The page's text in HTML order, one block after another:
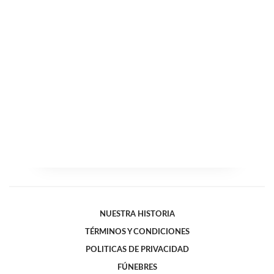
NUESTRA HISTORIA
TÉRMINOS Y CONDICIONES
POLITICAS DE PRIVACIDAD
FÚNEBRES